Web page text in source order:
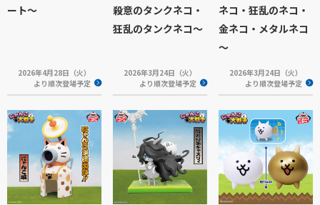
ート～
2026年4月28日（火）
より順次登場予定
殺意のタンクネコ・
狂乱のタンクネコ～
2026年3月24日（火）
より順次登場予定
ネコ・狂乱のネコ・
金ネコ・メタルネコ
～
2026年3月24日（火）
より順次登場予定